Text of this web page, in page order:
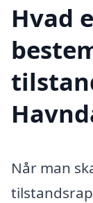
Hvad
Når man